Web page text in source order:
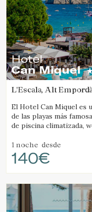
Hotel
Can Miquel
L'Escala, Alt
El Hotel Can Miquel es
de las playas más
de piscina climatizada, wellness, tenis y restaurante con
1 noche desde
140€